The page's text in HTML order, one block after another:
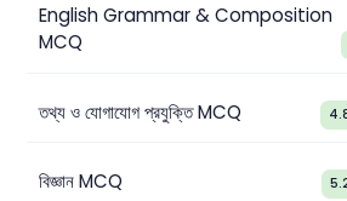
English Grammar & Composition
MCQ
তথ্য ও যোগাযোগ প্রযুক্তি MCQ
বিজ্ঞান MCQ